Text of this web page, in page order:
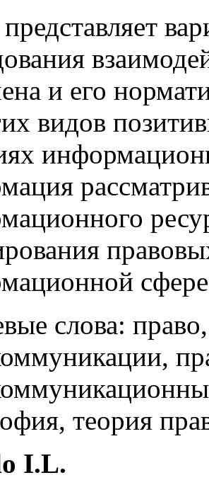
и его
видов
слова:
теория
I.L.